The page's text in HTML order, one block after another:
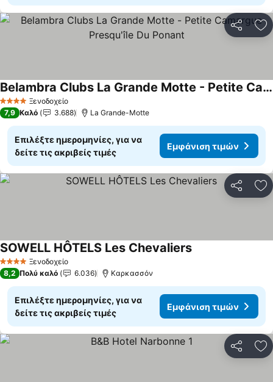
4 ΑστέριαΞενοδοχείο
Belambra Clubs La Grande Motte - Petite Camargue Presqu'île Du Ponant
7,9 Καλό 3.688 La Grande-Motte
Επιλέξτε ημερομηνίες, για να
δείτε τις ακριβείς τιμές
Εμφάνιση τιμών
4 ΑστέριαΞενοδοχείο
SOWELL HÔTELS Les Chevaliers
8,2 Πολύ καλό 6.036 Καρκασσόν
Επιλέξτε ημερομηνίες, για να
δείτε τις ακριβείς τιμές
Εμφάνιση τιμών